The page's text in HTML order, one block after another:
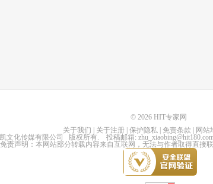
© 2026 HIT专家网
关于我们
关于注册 保护隐私 免责条款 网站
文化传媒有限公司 版权所有. 投稿邮箱:
免责声明：本网站部分转载内容来自互联网，无法与作者取得直接